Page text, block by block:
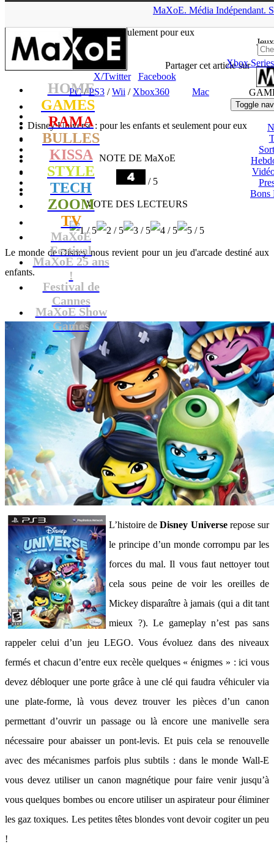
MaXoE. Média Indépendant.
HOME
GAMES
RAMA
BULLES
KISSA
STYLE
TECH
ZOOM
TV
MaXoE
Festival
MaXoE 25 ans
!
Festival de
Cannes
MaXoE Show
Games
Jeux
Xbox
Toggle
Bons
enfants et seulement pour eux
Partager cet article sur
X/Twitter
Facebook
PC/PS3 /Wii / Xbox360 Mac
Disney Universe : pour les enfants et seulement pour eux
NOTE DE MaXoE
/ 5
VOTE DES LECTEURS
Le monde de Disney nous revient pour un jeu d'arcade destiné aux
enfants.
L’histoire deDisney Universerepose sur
le principe d’un monde corrompu par les
forces du mal. Il vous faut nettoyer tout
cela sous peine de voir les oreilles de
Mickey disparaître à jamais (qui a dit tant
mieux ?). Le gameplay n’est pas sans
rappeler celui d’un jeu LEGO. Vous évoluez dans des niveaux
fermés et chacun d’entre eux recèle quelques « énigmes » : ici vous
devez débloquer une porte grâce à une clé qui faudra véhiculer via
une plate-forme, là vous devez trouver les pièces d’un canon
permettant d’ouvrir un passage ou là encore une manivelle sera
nécessaire pour abaisser un pont-levis. Et puis cela se renouvelle
avec des mécanismes parfois plus subtils : dans le monde Wall-E
vous devez utiliser un canon magnétique pour faire venir jusqu’à
vous quelques bombes ou encore utiliser un aspirateur pour éliminer
les gaz toxiques. Les petites têtes blondes vont devoir cogiter un peu
!